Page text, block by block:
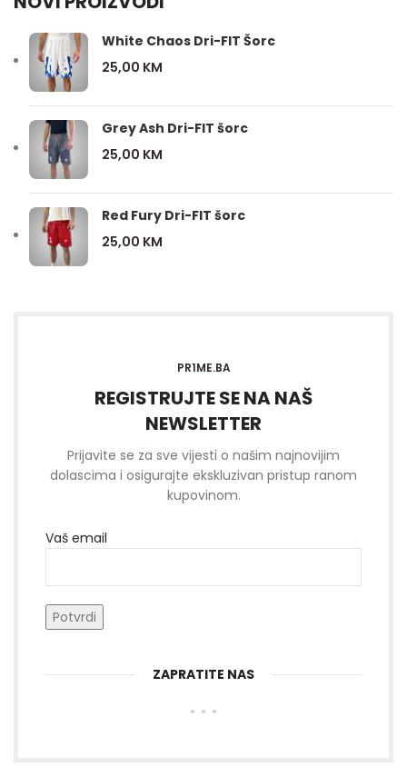
White Chaos Dri-FIT Šorc
25,00 KM
Grey Ash Dri-FIT šorc
25,00 KM
Red Fury Dri-FIT šorc
25,00 KM
PR1ME.BA
REGISTRUJTE SE NA NAŠ
NEWSLETTER
Prijavite se za sve vijesti o našim najnovijim
dolascima i osigurajte ekskluzivan pristup ranom
kupovinom.
Vaš email
ZAPRATITE NAS